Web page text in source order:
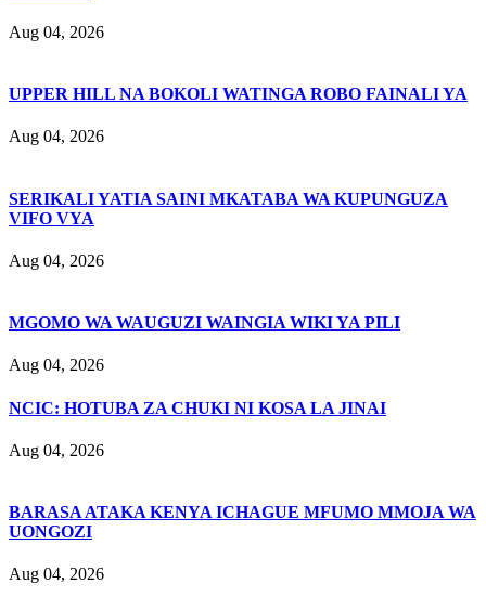
Aug 04, 2026
UPPER HILL NA BOKOLI WATINGA ROBO FAINALI YA
Aug 04, 2026
SERIKALI YATIA SAINI MKATABA WA KUPUNGUZA
VIFO VYA
Aug 04, 2026
MGOMO WA WAUGUZI WAINGIA WIKI YA PILI
Aug 04, 2026
NCIC: HOTUBA ZA CHUKI NI KOSA LA JINAI
Aug 04, 2026
BARASA ATAKA KENYA ICHAGUE MFUMO MMOJA WA
UONGOZI
Aug 04, 2026